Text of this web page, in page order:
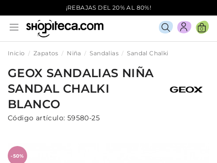
¡REBAJAS DEL 20% AL 80%!
0
Inicio Zapatos Niña Sandalias Sandal Chalki
GEOX SANDALIAS NIÑA
SANDAL CHALKI
BLANCO
Código artículo: 59580-25
-50%